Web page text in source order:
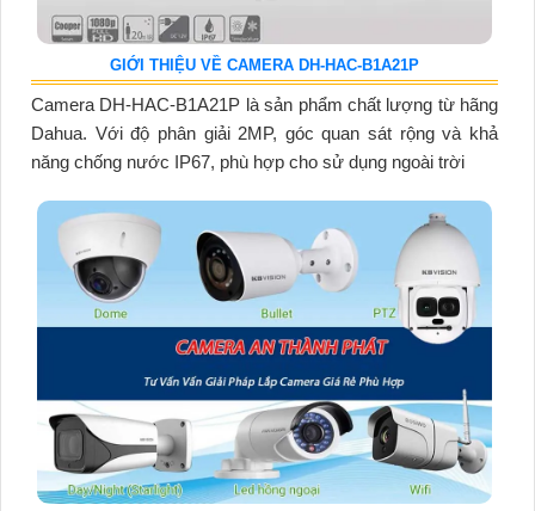
GIỚI THIỆU VỀ CAMERA DH-HAC-B1A21P
Camera DH-HAC-B1A21P là sản phẩm chất lượng từ hãng
Dahua. Với độ phân giải 2MP, góc quan sát rộng và khả
năng chống nước IP67, phù hợp cho sử dụng ngoài trời